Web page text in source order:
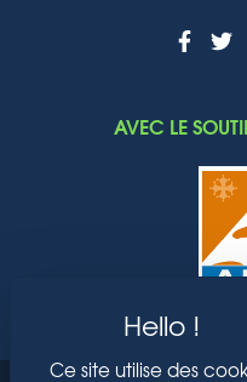
AVEC LE
Ce site utilise des